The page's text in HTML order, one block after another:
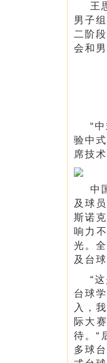
王
男子
二阶
会和
“
验中
席技
中
及球
斯诺
响力
光。
及台
“
台球
入，
际大
待。“
多球